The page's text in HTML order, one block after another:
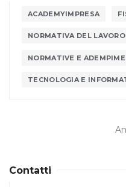
ACADEMYIMPRESA
NORMATIVA DEL LAVORO
NORMATIVE E
TECNOLOGIA E
Contatti